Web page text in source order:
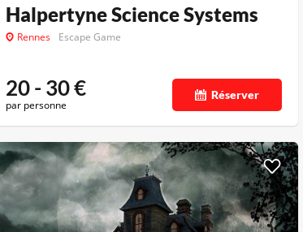
Halpertyne Science Systems
Rennes Escape Game
20 - 30€
par personne
Réserver